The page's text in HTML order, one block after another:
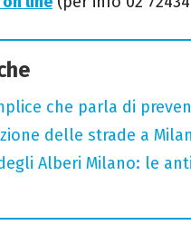
che parla di
delle strade a
Alberi Milano: le